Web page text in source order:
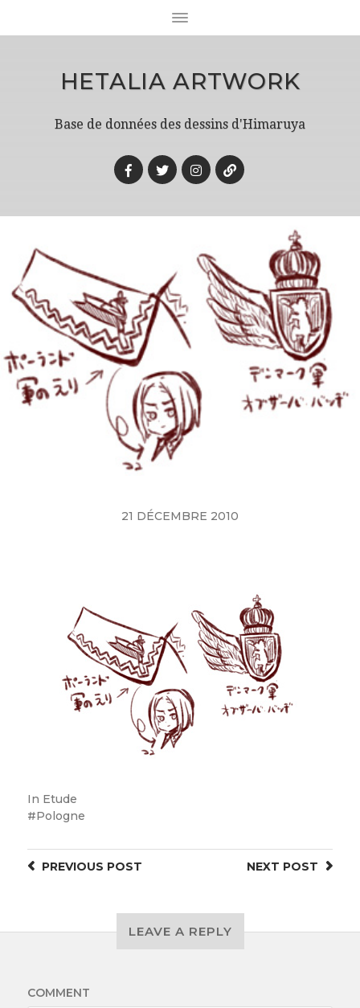
HETALIA ARTWORK
Base de données des dessins d'Himaruya
21 DÉCEMBRE 2010
In Etude
Pologne
NEXT POST
PREVIOUS POST
LEAVE A REPLY
COMMENT